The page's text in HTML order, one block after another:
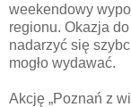
weekendowy
regionu. Okazja
nadarzyć się
mogło wydawać.
Akcję „Poznań z